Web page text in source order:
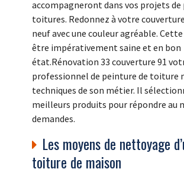
accompagneront dans vos projets de
toitures. Redonnez à votre
neuf avec une couleur agréable.
être impérativement saine et en bon
état.Rénovation 33 couverture 91
professionnel de peinture de toiture
techniques de son métier. Il
meilleurs produits pour répondre au
demandes.
Les moyens de nettoyage
toiture de maison